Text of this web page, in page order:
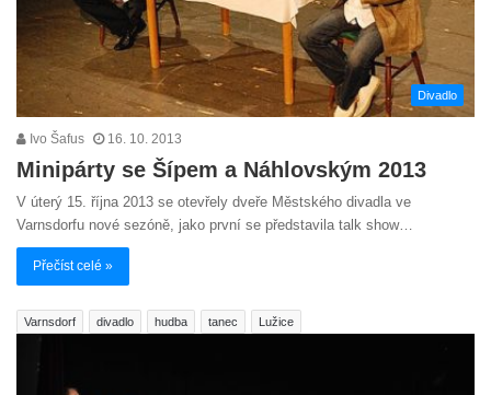
Divadlo
Ivo Šafus 16. 10. 2013
Minipárty se Šípem a Náhlovským 2013
V úterý 15. října 2013 se otevřely dveře Městského divadla ve
Varnsdorfu nové sezóně, jako první se představila talk show…
Přečíst celé »
Varnsdorf divadlo hudba tanec Lužice